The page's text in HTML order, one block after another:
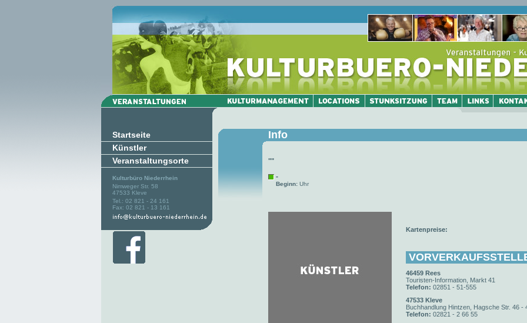
Startseite
Künstler
Veranstaltungsorte
Kulturbüro Niederrhein
Nimweger Str. 58
47533 Kleve
Tel.: 02 821 - 24 161
Fax: 02 821 - 13 161
Info
""
-
Beginn: Uhr
Kartenpreise:
46459 Rees
Touristen-Information, Markt 41
Telefon: 02851 - 51-555
47533 Kleve
Buchhandlung Hintzen, Hagsche Str. 46 -
Telefon: 02821 - 2 66 55